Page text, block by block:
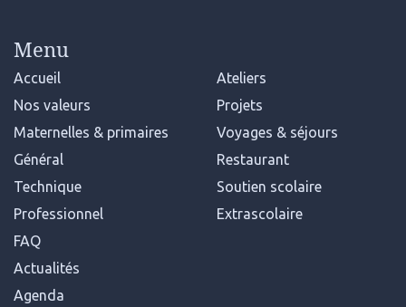
Menu
Accueil
Nos valeurs
Maternelles & primaires
Général
Technique
Professionnel
FAQ
Actualités
Agenda
Ateliers
Projets
Voyages & séjours
Restaurant
Soutien scolaire
Extrascolaire